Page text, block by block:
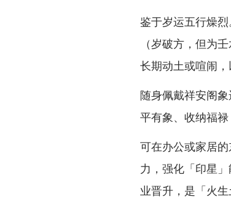
鉴于岁运五行燥
（岁破方，但为
长期动土或喧闹，
随身佩戴祥安阁
平有象、收纳福
可在办公或家居
力，强化「印星
业晋升，是「火生